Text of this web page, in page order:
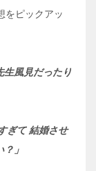
をピックアッ
生風見だったり
ぎて 結婚させ
」